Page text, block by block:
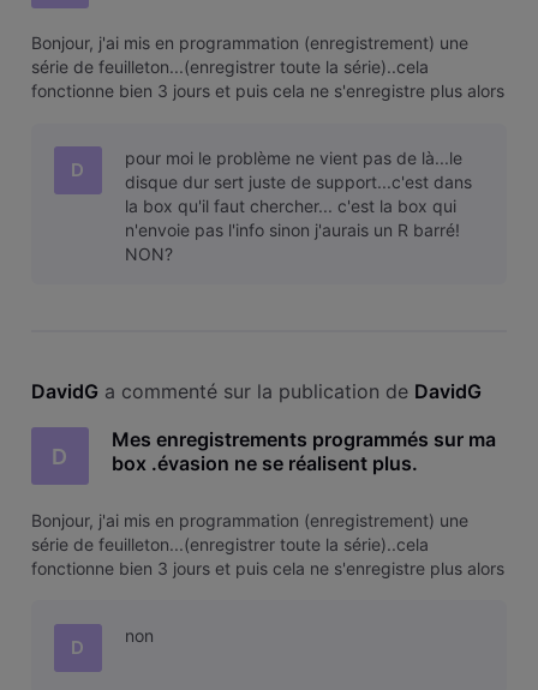
Bonjour, j'ai mis en programmation (enregistrement) une
série de feuilleton...(enregistrer toute la série)..cela
fonctionne bien 3 jours et puis cela ne s'enregistre plus alors
D
pour moi le problème ne vient pas de là...le
disque dur sert juste de support...c'est dans
la box qu'il faut chercher... c'est la box qui
n'envoie pas l'info sinon j'aurais un R barré!
NON?
DavidG a commenté sur la publication de DavidG
D
Mes enregistrements programmés sur ma
box .évasion ne se réalisent plus.
Bonjour, j'ai mis en programmation (enregistrement) une
série de feuilleton...(enregistrer toute la série)..cela
fonctionne bien 3 jours et puis cela ne s'enregistre plus alors
D
non